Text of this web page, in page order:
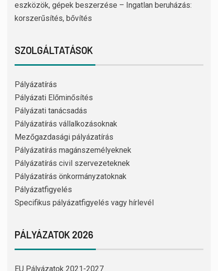
eszközök, gépek beszerzése – Ingatlan beruházás:
korszerűsítés, bővítés
SZOLGÁLTATÁSOK
Pályázatírás
Pályázati Előminősítés
Pályázati tanácsadás
Pályázatírás vállalkozásoknak
Mezőgazdasági pályázatírás
Pályázatírás magánszemélyeknek
Pályázatírás civil szervezeteknek
Pályázatírás önkormányzatoknak
Pályázatfigyelés
Specifikus pályázatfigyelés vagy hírlevél
PÁLYÁZATOK 2026
EU Pályázatok 2021-2027